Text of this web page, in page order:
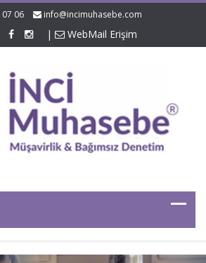
06 info@incimuhasebe.com
| WebMail Erişim